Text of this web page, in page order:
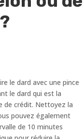
le dard avec une pince
le dard qui est la
de crédit. Nettoyez la
pouvez également
de 10 minutes